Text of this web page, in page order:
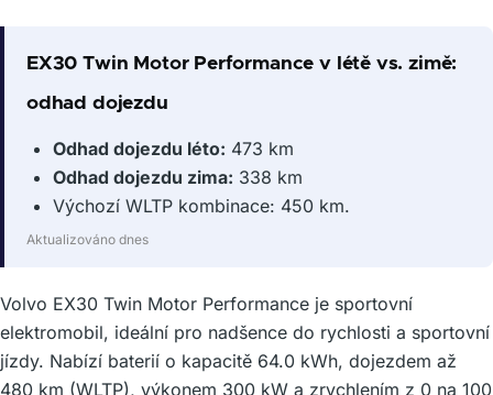
EX30 Twin Motor Performance v létě vs. zimě:
odhad dojezdu
Odhad dojezdu léto: 473 km
Odhad dojezdu zima: 338 km
Výchozí WLTP kombinace: 450 km.
Aktualizováno dnes
Volvo EX30 Twin Motor Performance je sportovní
elektromobil, ideální pro nadšence do rychlosti a sportovní
jízdy. Nabízí baterií o kapacitě 64.0 kWh, dojezdem až
480 km (WLTP), výkonem 300 kW a zrychlením z 0 na 100